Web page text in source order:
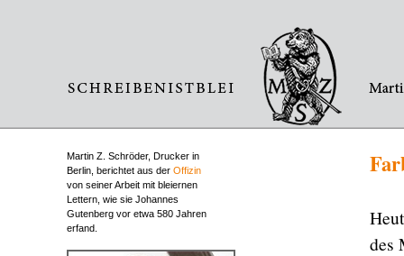
Martin Z. Schröder, Drucker in
Berlin, berichtet aus der Offizin
von seiner Arbeit mit bleiernen
Lettern, wie sie Johannes
Gutenberg vor etwa 580 Jahren
erfand.
des